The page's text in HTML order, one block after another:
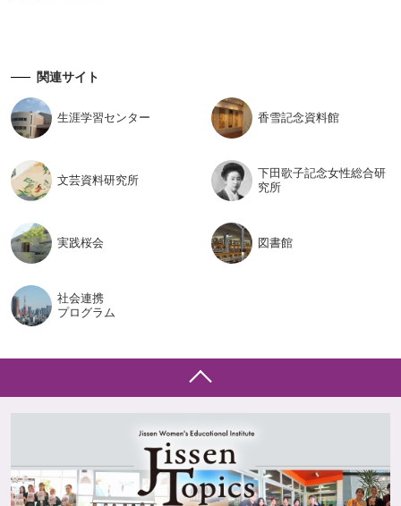
関連サイト
生涯学習センター 香雪記念資料館
文芸資料研究所
下田歌子記念女性総合研
究所
実践桜会 図書館
社会連携
プログラム